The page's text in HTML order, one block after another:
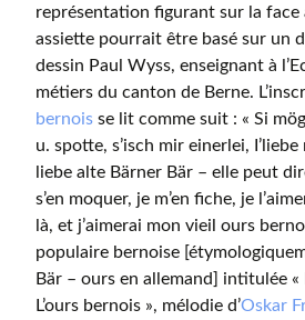
représentation figurant sur la face
assiette pourrait être basé sur un
dessin Paul Wyss, enseignant à
métiers du canton de Berne.
bernois se lit comme suit : « Si
u. spotte, s’isch mir einerlei,
liebe alte Bärner Bär – elle peut
s’en moquer, je m’en fiche, je
là, et j’aimerai mon vieil ours
populaire bernoise
Bär – ours en allemand] intitulée «
L’ours bernois », mélodie d’Oskar